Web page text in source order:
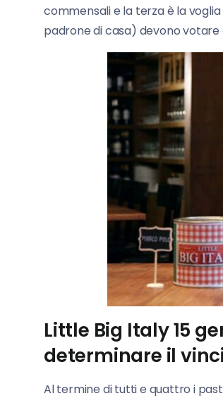
commensali e la terza è la
padrone di casa) devono votare
Little Big Italy 15
determinare il
Al termine di tutti e quattro i